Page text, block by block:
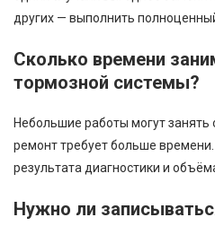
других — выполнить
Сколько времени
тормозной системы?
Небольшие работы могут занять
ремонт требует больше
результата диагностики и
Нужно ли